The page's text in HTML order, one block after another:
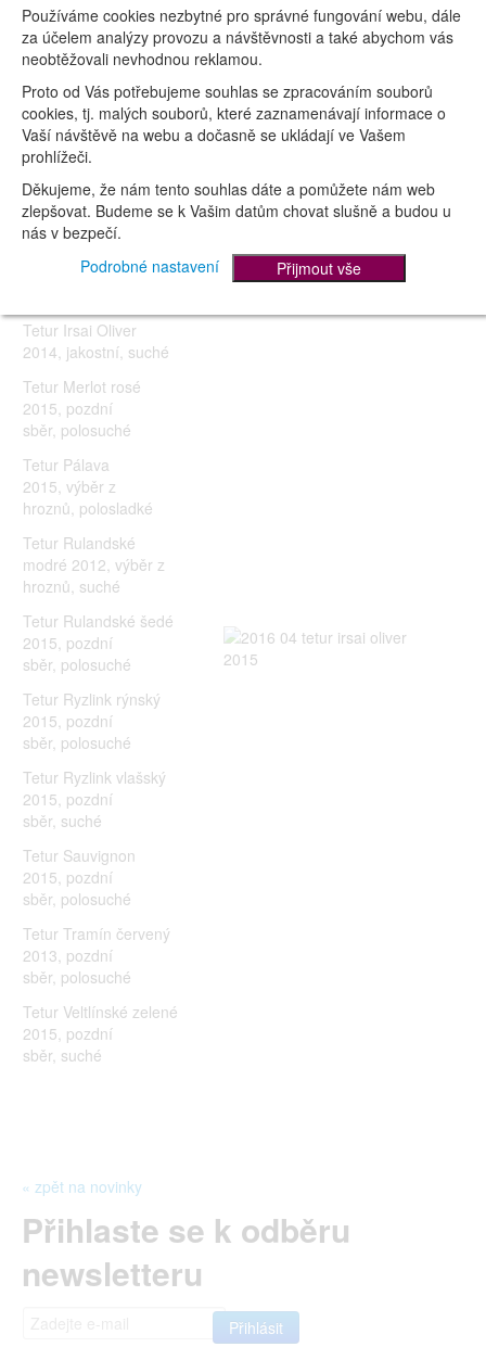
Používáme cookies nezbytné pro správné fungování webu, dále
za účelem analýzy provozu a návštěvnosti a také abychom vás
neobtěžovali nevhodnou reklamou.
Proto od Vás potřebujeme souhlas se zpracováním souborů
cookies, tj. malých souborů, které zaznamenávají informace o
Vaší návštěvě na webu a dočasně se ukládají ve Vašem
prohlížeči.
Děkujeme, že nám tento souhlas dáte a pomůžete nám web
zlepšovat. Budeme se k Vašim datům chovat slušně a budou u
nás v bezpečí.
Podrobné nastavení
Přijmout vše
vína, na které se pan Tetur zaměřuje již mnoho let. Pokud
bychom měli vyzdvihnout jedno víno pak to je Irsai Oliver v
jakostním provedení, ročníku 2014.
Přehled odrůd z vinařství Vladimír
Tetur
2013, pozdní sběr,
Tetur Irsai Oliver
2014, jakostní, suché
Tetur Merlot rosé
2015, pozdní
sběr, polosuché
Tetur Pálava
2015, výběr z
hroznů, polosladké
Tetur Rulandské
modré 2012, výběr z
hroznů, suché
Tetur Rulandské šedé
2015, pozdní
sběr, polosuché
Tetur Ryzlink rýnský
2015, pozdní
sběr, polosuché
Tetur Ryzlink vlašský
2015, pozdní
sběr, suché
Tetur Sauvignon
2015, pozdní
sběr, polosuché
Tetur Tramín červený
2013, pozdní
sběr, polosuché
Tetur Veltlínské zelené
2015, pozdní
sběr, suché
« zpět na novinky
Přihlaste se k odběru
newsletteru